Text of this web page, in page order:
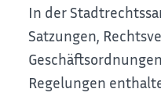
In der
Satzungen,
Regelungen